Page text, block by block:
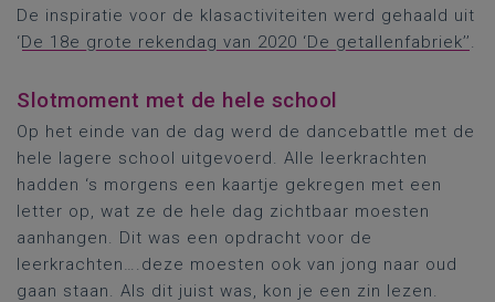
De inspiratie voor de klasactiviteiten werd gehaald uit
‘De 18e grote rekendag van 2020 ‘De getallenfabriek’’.
Slotmoment met de hele school
Op het einde van de dag werd de dancebattle met de
hele lagere school uitgevoerd. Alle leerkrachten
hadden ‘s morgens een kaartje gekregen met een
letter op, wat ze de hele dag zichtbaar moesten
aanhangen. Dit was een opdracht voor de
leerkrachten….deze moesten ook van jong naar oud
gaan staan. Als dit juist was, kon je een zin lezen.